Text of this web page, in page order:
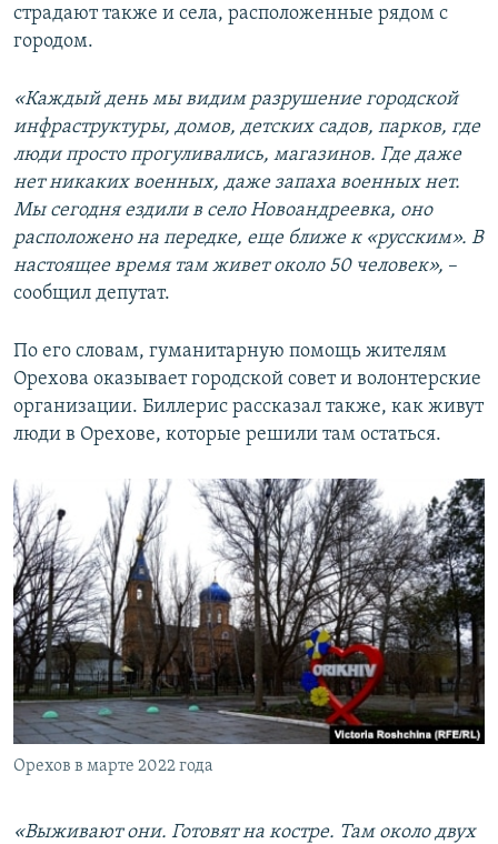
страдают также и села, расположенные рядом с
городом.
«Каждый день мы видим разрушение городской
инфраструктуры, домов, детских садов, парков, где
люди просто прогуливались, магазинов. Где даже
нет никаких военных, даже запаха военных нет.
Мы сегодня ездили в село Новоандреевка, оно
расположено на передке, еще ближе к «русским». В
настоящее время там живет около 50 человек», –
сообщил депутат.
По его словам, гуманитарную помощь жителям
Орехова оказывает городской совет и волонтерские
организации. Биллерис рассказал также, как живут
люди в Орехове, которые решили там остаться.
Орехов в марте 2022 года
«Выживают они. Готовят на костре. Там около двух